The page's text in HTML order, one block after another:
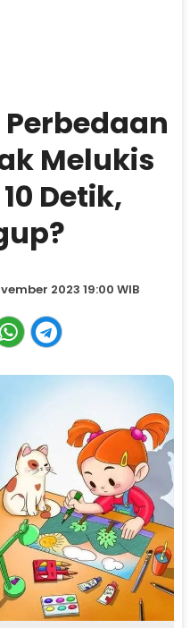
Perbedaan
Melukis
Detik,
2023 19:00 WIB